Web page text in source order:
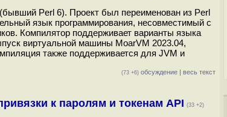
Perl 6). Проект был переименован из Perl
язык программирования, несовместимый с
Компилятор поддерживает варианты языка
виртуальной машины MoarVM 2023.04,
также поддерживается для JVM и
(73 +6) обсуждение | весь текст
к паролям и токенам API (33 +2)